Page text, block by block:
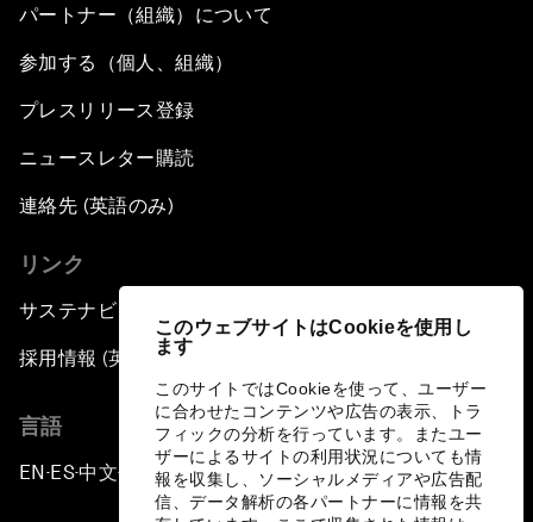
このウェブサイトはCookieを使用し
ます
このサイトではCookieを使って、ユーザー
に合わせたコンテンツや広告の表示、トラ
フィックの分析を行っています。またユー
ザーによるサイトの利用状況についても情
報を収集し、ソーシャルメディアや広告配
信、データ解析の各パートナーに情報を共
パートナー（組織）について
参加する（個人、組織）
プレスリリース登録
ニュースレター購読
連絡先 (英語のみ)
リンク
サステナビリティへの取り組み
採用情報 (英語のみ)
言語
EN ▪ES▪中文▪ 日本語